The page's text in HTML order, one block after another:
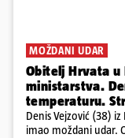
MOŽDANI UDAR
Obitelj Hrvata u
ministarstva.
temperaturu.
Denis Vejzović (38)
imao moždani udar.